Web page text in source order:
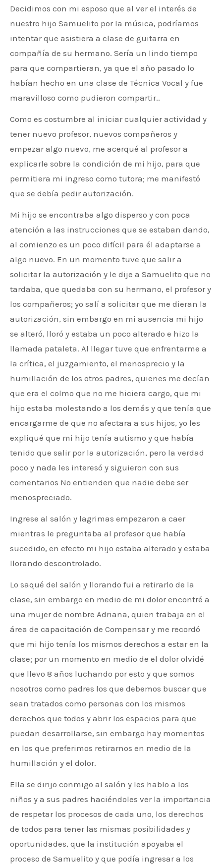
Decidimos con mi esposo que al ver el interés de
nuestro hijo Samuelito por la música, podríamos
intentar que asistiera a clase de guitarra en
compañía de su hermano. Sería un lindo tiempo
para que compartieran, ya que el año pasado lo
habían hecho en una clase de Técnica Vocal y fue
maravilloso como pudieron compartir..
Como es costumbre al iniciar cualquier actividad y
tener nuevo profesor, nuevos compañeros y
empezar algo nuevo, me acerqué al profesor a
explicarle sobre la condición de mi hijo, para que
permitiera mi ingreso como tutora; me manifestó
que se debía pedir autorización.
Mi hijo se encontraba algo disperso y con poca
atención a las instrucciones que se estaban dando,
al comienzo es un poco difícil para él adaptarse a
algo nuevo. En un momento tuve que salir a
solicitar la autorización y le dije a Samuelito que no
tardaba, que quedaba con su hermano, el profesor y
los compañeros; yo salí a solicitar que me dieran la
autorización, sin embargo en mi ausencia mi hijo
se alteró, lloró y estaba un poco alterado e hizo la
llamada pataleta. Al llegar tuve que enfrentarme a
la crítica, el juzgamiento, el menosprecio y la
humillación de los otros padres, quienes me decían
que era el colmo que no me hiciera cargo, que mi
hijo estaba molestando a los demás y que tenía que
encargarme de que no afectara a sus hijos, yo les
expliqué que mi hijo tenía autismo y que había
tenido que salir por la autorización, pero la verdad
poco y nada les interesó y siguieron con sus
comentarios No entienden que nadie debe ser
menospreciado.
Ingrese al salón y lagrimas empezaron a caer
mientras le preguntaba al profesor que había
sucedido, en efecto mi hijo estaba alterado y estaba
llorando descontrolado.
Lo saqué del salón y llorando fui a retirarlo de la
clase, sin embargo en medio de mi dolor encontré a
una mujer de nombre Adriana, quien trabaja en el
área de capacitación de Compensar y me recordó
que mi hijo tenía los mismos derechos a estar en la
clase; por un momento en medio de el dolor olvidé
que llevo 8 años luchando por esto y que somos
nosotros como padres los que debemos buscar que
sean tratados como personas con los mismos
derechos que todos y abrir los espacios para que
puedan desarrollarse, sin embargo hay momentos
en los que preferimos retirarnos en medio de la
humillación y el dolor.
Ella se dirijo conmigo al salón y les hablo a los
niños y a sus padres haciéndoles ver la importancia
de respetar los procesos de cada uno, los derechos
de todos para tener las mismas posibilidades y
oportunidades, que la institución apoyaba el
proceso de Samuelito y que podía ingresar a los